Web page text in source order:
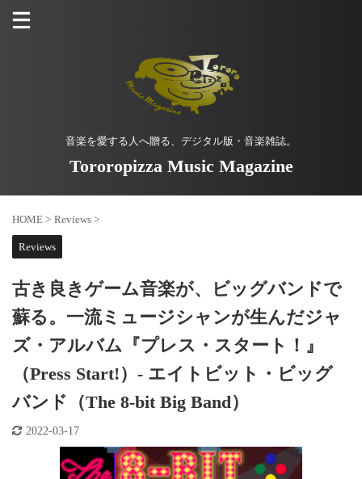
音楽を愛する人へ贈る、デジタル版・音楽雑誌。
Tororopizza Music Magazine
HOME > Reviews >
Reviews
古き良きゲーム音楽が、ビッグバンドで
蘇る。一流ミュージシャンが生んだジャ
ズ・アルバム『プレス・スタート！』
（Press Start!）- エイトビット・ビッグ
バンド（The 8-bit Big Band）
2022-03-17